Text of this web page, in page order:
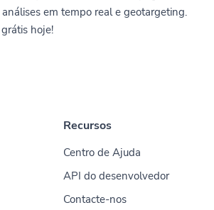
em tempo real e geotargeting.
hoje!
Recursos
Centro de Ajuda
API do desenvolvedor
Contacte-nos